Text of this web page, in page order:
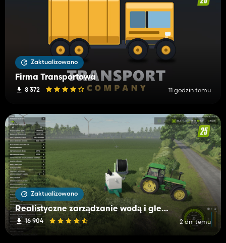
Zaktualizowano
Firma Transportowa
8 372 11 godzin temu
Zaktualizowano
Realistyczne zarządzanie wodą i glebą (RWSM)
16 904 2 dni temu